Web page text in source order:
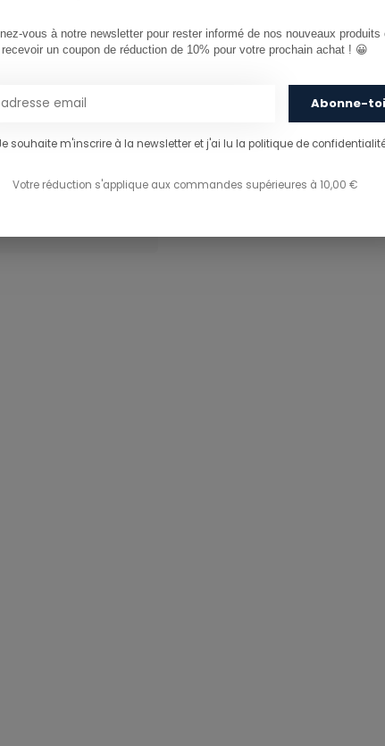
vous à notre newsletter pour rester informé de nos nouveaux produits
recevoir un coupon de réduction de 10% pour votre prochain achat ! 😀
Abonne-toi
souhaite m'inscrire à la newsletter et j'ai lu la politique de
Votre réduction s'applique aux commandes supérieures à 10,00 €